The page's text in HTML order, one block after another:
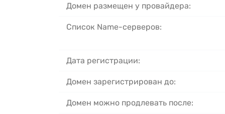
Домен размещен у провайдера:
Список Name-серверов:
Дата регистрации:
Домен зарегистрирован до:
Домен можно продлевать после: